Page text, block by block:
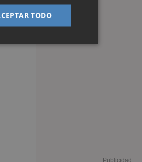
TODO